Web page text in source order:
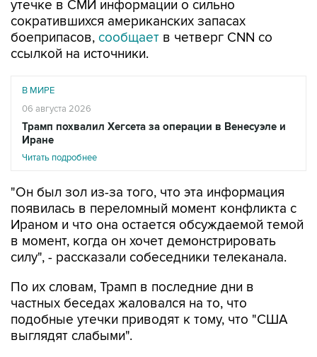
утечке в СМИ информации о сильно
сократившихся американских запасах
боеприпасов, сообщает в четверг CNN со
ссылкой на источники.
В МИРЕ
06 августа 2026
Трамп похвалил Хегсета за операции в Венесуэле и
Иране
Читать подробнее
"Он был зол из-за того, что эта информация
появилась в переломный момент конфликта с
Ираном и что она остается обсуждаемой темой
в момент, когда он хочет демонстрировать
силу", - рассказали собеседники телеканала.
По их словам, Трамп в последние дни в
частных беседах жаловался на то, что
подобные утечки приводят к тому, что "США
выглядят слабыми".